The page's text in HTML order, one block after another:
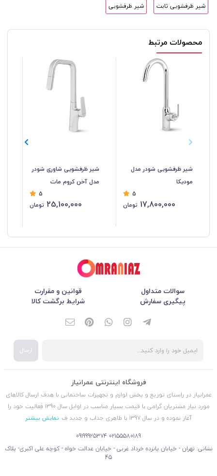
شیر ظرفشویی ثابت شیر ظرفشویی
محصولات مرتبط
شیر ظرفشویی شودر مدل
مودیکا
5
17,800,000 تومان
شیر ظرفشویی شاوری شودر
مدل آخن کروم مات
5
25,100,000 تومان
سوالات متداول
قوانین و مقرارت
پیگیری سفارش
شرایط برگشت کالا
ارسال
فروشگاه اینترنتی عمرانیاز
عمرانیاز در راستای توزیع و پخش لوازم و تجهیزات ساختمانی با هدف ارسال کالاهای
مورد نیاز مشتریان گرامی با قیمت بسیار مناسب در اوایل سال 1390 فعالیت خود را
آغاز نموده و در سال 1397 با ظاهری جذاب و جدید ف
نمایش بیشتر
02155580189
09199925374
نشانی: تهران - خیابان پانزده خرداد غربی - خیابان عدالت خواه - کوچه علی اکبری- پلاک
45